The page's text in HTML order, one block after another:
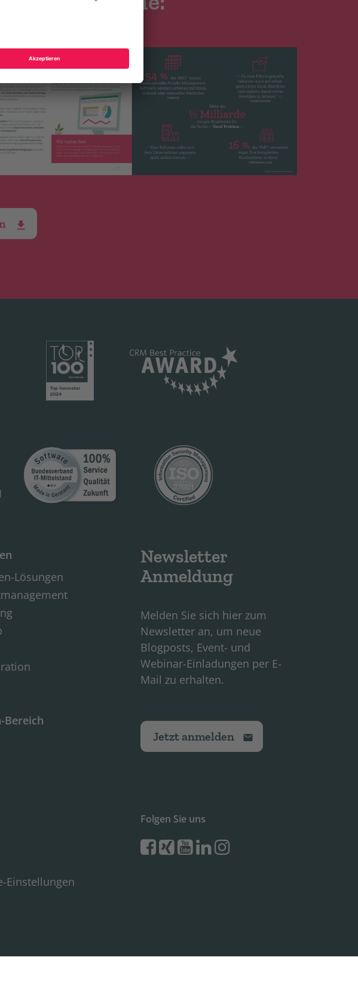
Lösungen
Bereich
Newsletter
Anmeldung
Melden Sie sich hier zum
Newsletter an, um neue
Blogposts, Event- und
Webinar-Einladungen per E-
Mail zu erhalten.
Jetzt anmelden
Folgen Sie uns
Einstellungen